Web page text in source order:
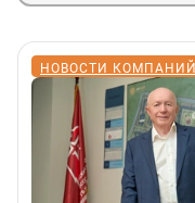
НОВОСТИ КОМПАНИЙ